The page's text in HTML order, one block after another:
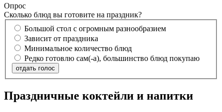
Опрос
Сколько блюд вы готовите на праздник?
Большой стол с огромным разнообразием
Зависит от праздника
Минимальное количество блюд
Редко готовлю сам(-а), большинство блюд покупаю
отдать голос
Праздничные коктейли и напитки